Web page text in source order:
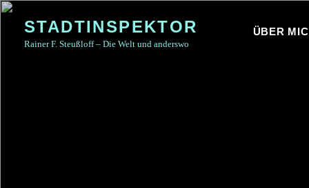
Skip
content
STADTINSPEKTOR
Rainer F. Steußloff – Die Welt und anderswo
ÜBER